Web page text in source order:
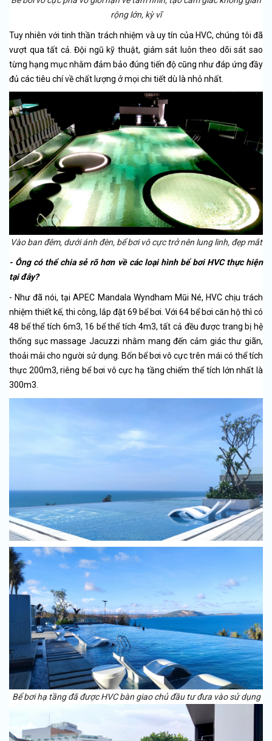
rộng lớn, kỳ vĩ
Tuy nhiên với tinh thần trách nhiệm và uy tín của HVC, chúng tôi đã
vượt qua tất cả. Đội ngũ kỹ thuật, giám sát luôn theo dõi sát sao
từng hạng mục nhằm đảm bảo đúng tiến độ cũng như đáp ứng đầy
đủ các tiêu chí về chất lượng ở mọi chi tiết dù là nhỏ nhất.
Vào ban đêm, dưới ánh đèn, bể bơi vô cực trở nên lung linh, đẹp mắt
- Ông có thể chia sẻ rõ hơn về các loại hình bể bơi HVC thực hiện
tại đây?
- Như đã nói, tại APEC Mandala Wyndham Mũi Né, HVC chịu trách
nhiệm thiết kế, thi công, lắp đặt 69 bể bơi. Với 64 bể bơi căn hộ thì có
48 bể thể tích 6m3, 16 bể thể tích 4m3, tất cả đều được trang bị hệ
thống sục massage Jacuzzi nhằm mang đến cảm giác thư giãn,
thoải mải cho người sử dụng. Bốn bể bơi vô cực trên mái có thể tích
thực 200m3, riêng bể bơi vô cực hạ tầng chiếm thể tích lớn nhất là
300m3.
Bể bơi hạ tầng đã được HVC bàn giao chủ đầu tư đưa vào sử dụng